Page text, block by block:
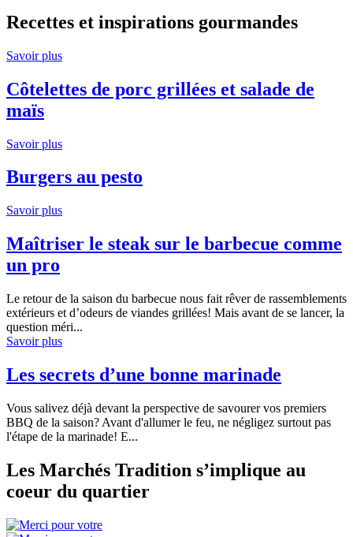
Recettes et inspirations gourmandes
Savoir plus
Côtelettes de porc grillées et salade de
maïs
Savoir plus
Burgers au pesto
Savoir plus
Maîtriser le steak sur le barbecue comme
un pro
Le retour de la saison du barbecue nous fait rêver de rassemblements
extérieurs et d’odeurs de viandes grillées! Mais avant de se lancer, la
question méri...
Savoir plus
Les secrets d’une bonne marinade
Vous salivez déjà devant la perspective de savourer vos premiers
BBQ de la saison? Avant d'allumer le feu, ne négligez surtout pas
l'étape de la marinade! E...
Les Marchés Tradition s’implique au
coeur du quartier